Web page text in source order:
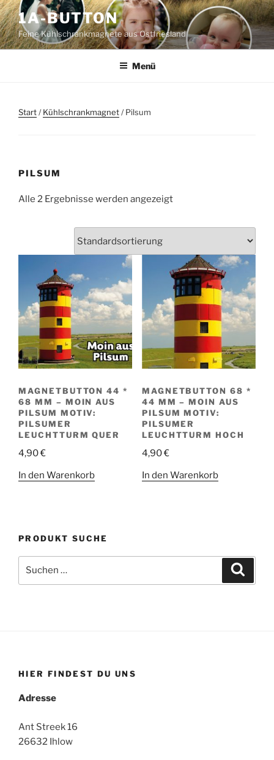
Zum
Inhalt
springen
1A-BUTTON
Feine Kühlschrankmagnete aus Ostfriesland
Menü
Start/Kühlschrankmagnet/ Pilsum
PILSUM
Alle 2 Ergebnisse werden angezeigt
MAGNETBUTTON 44 *
68 MM – MOIN AUS
PILSUM MOTIV:
PILSUMER
LEUCHTTURM QUER
4,90€
In den Warenkorb
MAGNETBUTTON 68 *
44 MM – MOIN AUS
PILSUM MOTIV:
PILSUMER
LEUCHTTURM HOCH
4,90€
In den Warenkorb
PRODUKT SUCHE
nach:
HIER FINDEST DU UNS
Adresse
Ant Streek 16
26632 Ihlow